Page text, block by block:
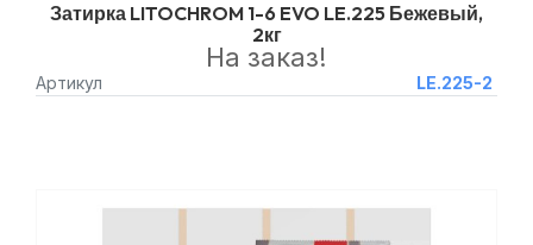
Затирка LITOCHROM 1-6 EVO LE.225 Бежевый,
2кг
Артикул LE.225-2
На заказ!